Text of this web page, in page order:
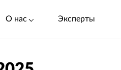
О нас Эксперты